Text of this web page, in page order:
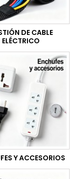
DE CABLE
ELÉCTRICO
Y ACCESORIOS